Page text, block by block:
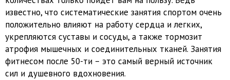
известно, что систематические занятия спортом очень
положительно влияют на работу сердца и легких,
укрепляются суставы и сосуды, а также тормозит
атрофия мышечных и соединительных тканей. Занятия
фитнесом после 50-ти – это самый верный источник
сил и душевного вдохновения.